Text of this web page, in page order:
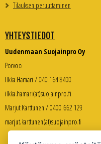
Tilauksen peruuttaminen
YHTEYSTIEDOT
Uudenmaan Suojainpro Oy
Porvoo
Ilkka Hämäri / 040 164 8400
ilkka.hamari(at)suojainpro.fi
Marjut Karttunen / 0400 662 129
marjut.karttunen(at)suojainpro.fi